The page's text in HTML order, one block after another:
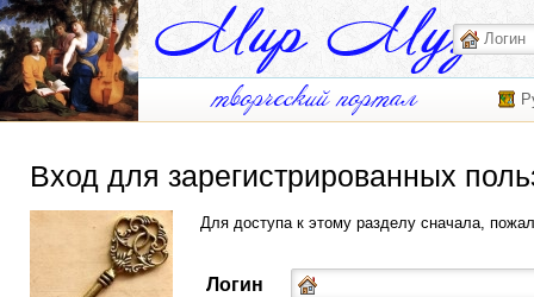
Вход для зарегистрированных
Для доступа к этому разделу сначала,
Логин